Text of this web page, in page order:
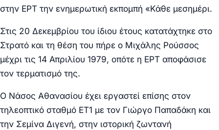
στην ΕΡΤ την ενημερωτική εκπομπή «Κάθε μεσημέρι.
Στις 20 Δεκεμβρίου του ίδιου έτους κατατάχτηκε στο
Στρατό και τη θέση του πήρε ο Μιχάλης Ρούσσος
μέχρι τις 14 Απριλίου 1979, οπότε η ΕΡΤ αποφάσισε
τον τερματισμό της.
Ο Νάσος Αθανασίου έχει εργαστεί επίσης στον
τηλεοπτικό σταθμό ΕΤ1 με τον Γιώργο Παπαδάκη και
την Σεμίνα Διγενή, στην ιστορική ζωντανή